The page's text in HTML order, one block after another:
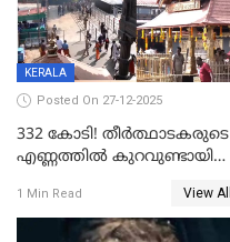
KERALA
Posted On 27-12-2025
332 കോടി! തീർത്ഥാടകരുടെ
എണ്ണത്തിൽ കുറവുണ്ടായിട്ടും
കുതിച്ചുയരുന്നു
1 Min Read View All